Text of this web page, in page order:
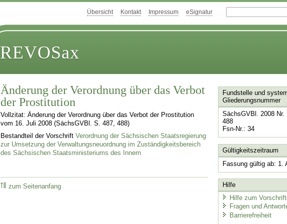
Übersicht Kontakt Impressum eSignatur
REVOSax
Änderung der Verordnung über das Verbot
der Prostitution
Vollzitat: Änderung der Verordnung über das Verbot der Prostitution
vom 16. Juli 2008 (SächsGVBl. S. 487, 488)
Bestandteil der VorschriftVerordnung der Sächsischen Staatsregierung
zur Umsetzung der Verwaltungsneuordnung im Zuständigkeitsbereich
des Sächsischen Staatsministeriums des Innern
zum Seitenanfang
Fundstelle und
Gliederungsnummer
SächsGVBl. 2008 Nr.
488
Fsn-Nr.: 34
Gültigkeitszeitraum
Fassung gültig ab: 1.
Hilfe
Hilfe zum
Fragen und
Barrierefreiheit